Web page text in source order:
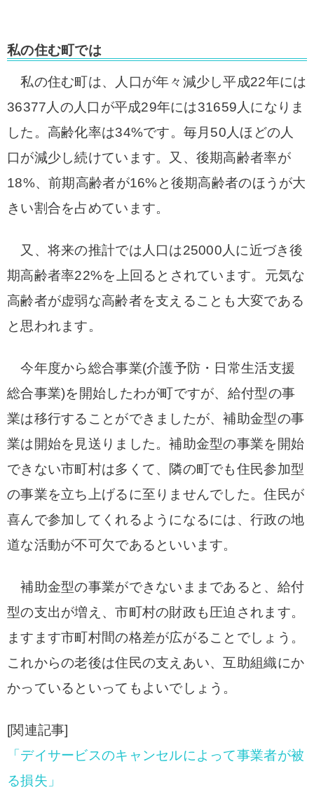
私の住む町では
私の住む町は、人口が年々減少し平成22年には
36377人の人口が平成29年には31659人になりま
した。高齢化率は34%です。毎月50人ほどの人
口が減少し続けています。又、後期高齢者率が
18%、前期高齢者が16%と後期高齢者のほうが大
きい割合を占めています。
又、将来の推計では人口は25000人に近づき後
期高齢者率22%を上回るとされています。元気な
高齢者が虚弱な高齢者を支えることも大変である
と思われます。
今年度から総合事業(介護予防・日常生活支援
総合事業)を開始したわが町ですが、給付型の事
業は移行することができましたが、補助金型の事
業は開始を見送りました。補助金型の事業を開始
できない市町村は多くて、隣の町でも住民参加型
の事業を立ち上げるに至りませんでした。住民が
喜んで参加してくれるようになるには、行政の地
道な活動が不可欠であるといいます。
補助金型の事業ができないままであると、給付
型の支出が増え、市町村の財政も圧迫されます。
ますます市町村間の格差が広がることでしょう。
これからの老後は住民の支えあい、互助組織にか
かっているといってもよいでしょう。
[関連記事]
「デイサービスのキャンセルによって事業者が被
る損失」